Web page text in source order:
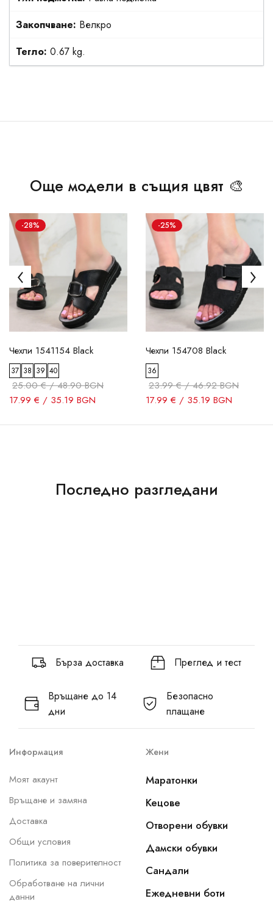
Закопчване: Велкро
Тегло: 0.67 kg.
Още модели в същия цвят 🎨
-28%
Чехли 1541154 Black
37 38 39 40
25.00 € / 48.90 BGN
17.99 € / 35.19 BGN
-25%
Чехли 154708 Black
36
23.99 € / 46.92 BGN
17.99 € / 35.19 BGN
Последно разгледани
Бърза доставка Преглед и тест
Връщане до 14
дни
Безопасно
плащане
Информация
Моят акаунт
Връщане и замяна
Доставка
Общи условия
Политика за поверителност
Обработване на лични
данни
Жени
Маратонки
Кецове
Отворени обувки
Дамски обувки
Сандали
Ежедневни боти